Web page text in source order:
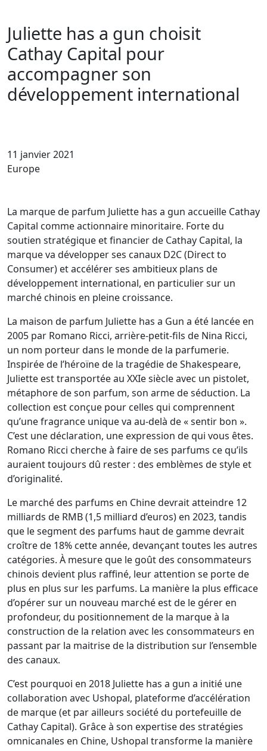
Juliette has a gun choisit
Cathay Capital pour
accompagner son
développement international
11 janvier 2021
Europe
La marque de parfum Juliette has a gun accueille Cathay
Capital comme actionnaire minoritaire. Forte du
soutien stratégique et financier de Cathay Capital, la
marque va développer ses canaux D2C (Direct to
Consumer) et accélérer ses ambitieux plans de
développement international, en particulier sur un
marché chinois en pleine croissance.
La maison de parfum Juliette has a Gun a été lancée en
2005 par Romano Ricci, arrière-petit-fils de Nina Ricci,
un nom porteur dans le monde de la parfumerie.
Inspirée de l’héroïne de la tragédie de Shakespeare,
Juliette est transportée au XXIe siècle avec un pistolet,
métaphore de son parfum, son arme de séduction. La
collection est conçue pour celles qui comprennent
qu’une fragrance unique va au-delà de « sentir bon ».
C’est une déclaration, une expression de qui vous êtes.
Romano Ricci cherche à faire de ses parfums ce qu’ils
auraient toujours dû rester : des emblèmes de style et
d’originalité.
Le marché des parfums en Chine devrait atteindre 12
milliards de RMB (1,5 milliard d’euros) en 2023, tandis
que le segment des parfums haut de gamme devrait
croître de 18% cette année, devançant toutes les autres
catégories. À mesure que le goût des consommateurs
chinois devient plus raffiné, leur attention se porte de
plus en plus sur les parfums. La manière la plus efficace
d’opérer sur un nouveau marché est de le gérer en
profondeur, du positionnement de la marque à la
construction de la relation avec les consommateurs en
passant par la maitrise de la distribution sur l’ensemble
des canaux.
C’est pourquoi en 2018 Juliette has a gun a initié une
collaboration avec Ushopal, plateforme d’accélération
de marque (et par ailleurs société du portefeuille de
Cathay Capital). Grâce à son expertise des stratégies
omnicanales en Chine, Ushopal transforme la manière